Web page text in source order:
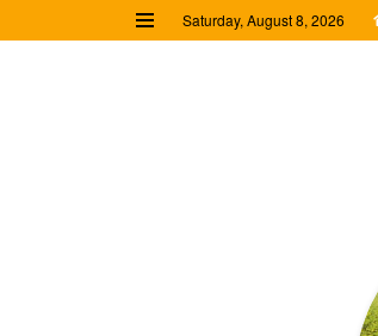
Saturday, August 8, 2026